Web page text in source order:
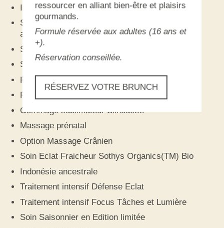
Iyashi dôme
Soin Signature « Parenthèse » Massage primé
au Concours des Meilleures Mains de France
Shirodhara
Soin signature Hanakasumi
Parenthèse Parent/Enfant
Réflexologie plantaire
Gommage sublimateur Silhouette
Massage prénatal
Option Massage Crânien
Soin Eclat Fraicheur Sothys Organics(TM) Bio
Indonésie ancestrale
Traitement intensif Défense Eclat
Traitement intensif Focus Tâches et Lumière
Soin Saisonnier en Edition limitée
ressourcer en alliant bien-être et plaisirs
gourmands.
Formule réservée aux adultes (16 ans et
+).
Réservation conseillée.
RÉSERVEZ VOTRE BRUNCH